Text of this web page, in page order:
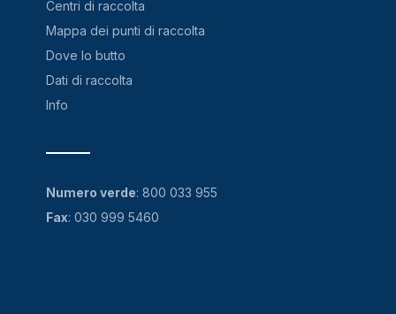
Centri di raccolta
Mappa dei punti di raccolta
Dove lo butto
Dati di raccolta
Info
Numero verde: 800 033 955
Fax: 030 999 5460